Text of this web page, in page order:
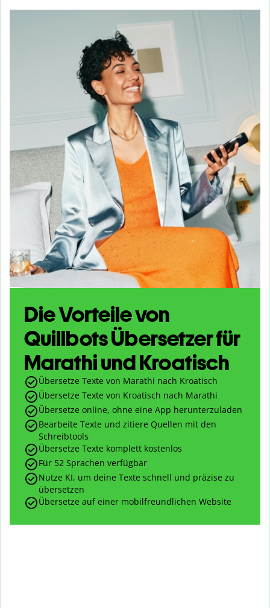
Die Vorteile von
Quillbots Übersetzer für
Marathi und Kroatisch
Übersetze Texte von Marathi nach Kroatisch
Übersetze Texte von Kroatisch nach Marathi
Übersetze online, ohne eine App herunterzuladen
Bearbeite Texte und zitiere Quellen mit den
Schreibtools
Übersetze Texte komplett kostenlos
Für 52 Sprachen verfügbar
Nutze KI, um deine Texte schnell und präzise zu
übersetzen
Übersetze auf einer mobilfreundlichen Website